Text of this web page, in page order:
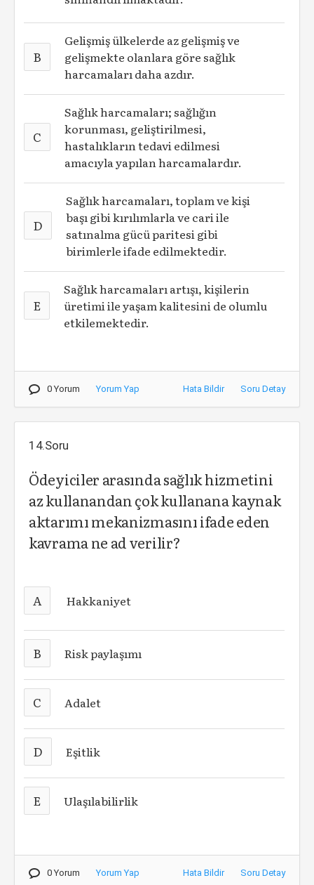
B
Gelişmiş ülkelerde az gelişmiş ve
gelişmekte olanlara göre sağlık
harcamaları daha azdır.
C
Sağlık harcamaları; sağlığın
korunması, geliştirilmesi,
hastalıkların tedavi edilmesi
amacıyla yapılan harcamalardır.
D
Sağlık harcamaları, toplam ve kişi
başı gibi kırılımlarla ve cari ile
satınalma gücü paritesi gibi
birimlerle ifade edilmektedir.
E
Sağlık harcamaları artışı, kişilerin
üretimi ile yaşam kalitesini de olumlu
etkilemektedir.
0 Yorum Yorum Yap Hata Bildir Soru Detay
14.Soru
Ödeyiciler arasında sağlık hizmetini
az kullanandan çok kullanana kaynak
aktarımı mekanizmasını ifade eden
kavrama ne ad verilir?
A Hakkaniyet
B Risk paylaşımı
C Adalet
D Eşitlik
E Ulaşılabilirlik
0 Yorum Yorum Yap Hata Bildir Soru Detay